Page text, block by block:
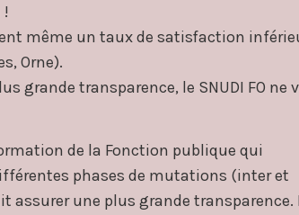
même un taux de satisfaction
Orne).
grande transparence, le SNUDI FO ne
de la Fonction publique qui
phases de mutations (inter et
assurer une plus grande transparence.